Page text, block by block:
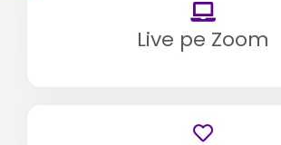
Live pe Zoom